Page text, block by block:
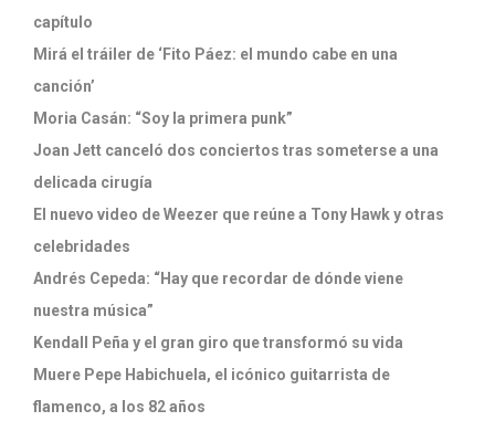
capítulo
Mirá el tráiler de ‘Fito Páez: el mundo cabe en una
canción’
Moria Casán: “Soy la primera punk”
Joan Jett canceló dos conciertos tras someterse a una
delicada cirugía
El nuevo video de Weezer que reúne a Tony Hawk y otras
celebridades
Andrés Cepeda: “Hay que recordar de dónde viene
nuestra música”
Kendall Peña y el gran giro que transformó su vida
Muere Pepe Habichuela, el icónico guitarrista de
flamenco, a los 82 años